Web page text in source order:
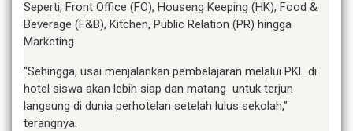
Seperti, Front Office (FO), Houseng Keeping (HK), Food &
Beverage (F&B), Kitchen, Public Relation (PR) hingga
Marketing.
“Sehingga, usai menjalankan pembelajaran melalui PKL di
hotel siswa akan lebih siap dan matang untuk terjun
langsung di dunia perhotelan setelah lulus sekolah,”
terangnya.